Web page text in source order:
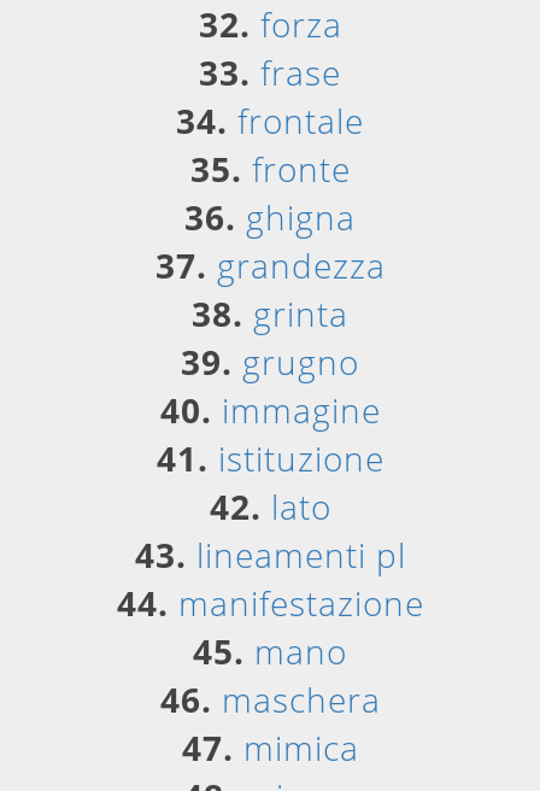
32. forza
33. frase
34. frontale
35. fronte
36. ghigna
37. grandezza
38. grinta
39. grugno
40. immagine
41. istituzione
42. lato
43. lineamenti pl
44. manifestazione
45. mano
46. maschera
47. mimica